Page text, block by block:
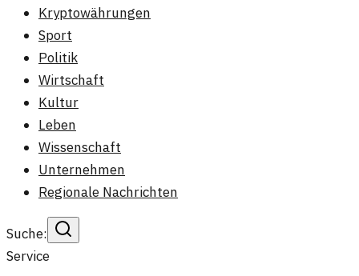
Kryptowährungen
Sport
Politik
Wirtschaft
Kultur
Leben
Wissenschaft
Unternehmen
Regionale Nachrichten
Suche:
Service